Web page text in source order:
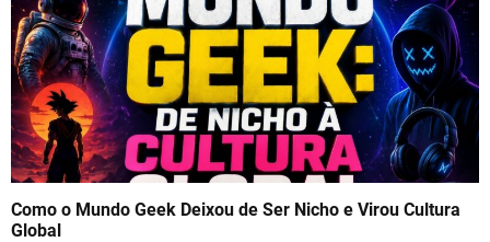
Como o Mundo Geek Deixou de Ser Nicho e Virou Cultura
Global